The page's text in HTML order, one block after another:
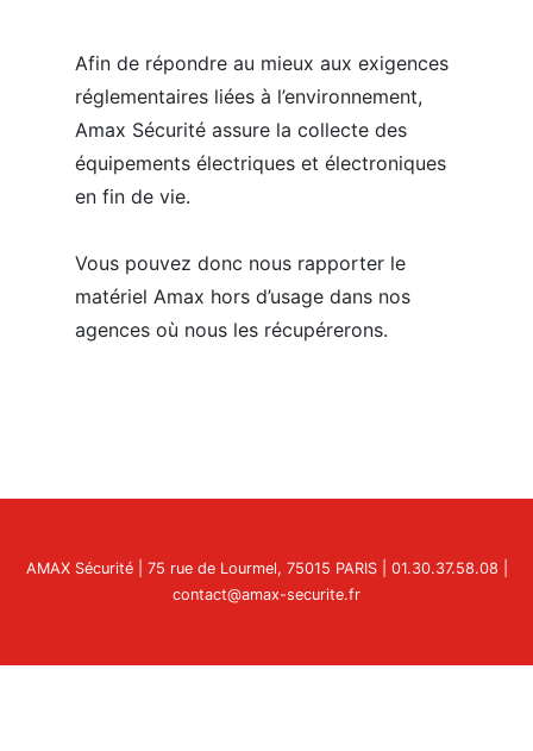
Afin de répondre au mieux aux exigences
réglementaires liées à l’environnement,
Amax Sécurité assure la collecte des
équipements électriques et électroniques
en fin de vie.
Vous pouvez donc nous rapporter le
matériel Amax hors d’usage dans nos
agences où nous les récupérerons.
AMAX Sécurité| 75 rue de Lourmel, 75015 PARIS | 01.30.37.58.08 |
contact@amax-securite.fr